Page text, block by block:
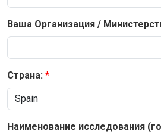
Ваша Организация /
Страна:
Наименование исследования